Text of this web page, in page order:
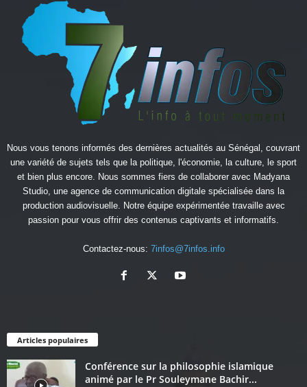
Nous vous tenons informés des dernières actualités au Sénégal, couvrant
une variété de sujets tels que la politique, l'économie, la culture, le sport
et bien plus encore. Nous sommes fiers de collaborer avec Madyana
Studio, une agence de communication digitale spécialisée dans la
production audiovisuelle. Notre équipe expérimentée travaille avec
passion pour vous offrir des contenus captivants et informatifs.
Contactez-nous: 7infos@7infos.info
Articles populaires
Conférence sur la philosophie islamique
animé par le Pr Souleymane Bachir...